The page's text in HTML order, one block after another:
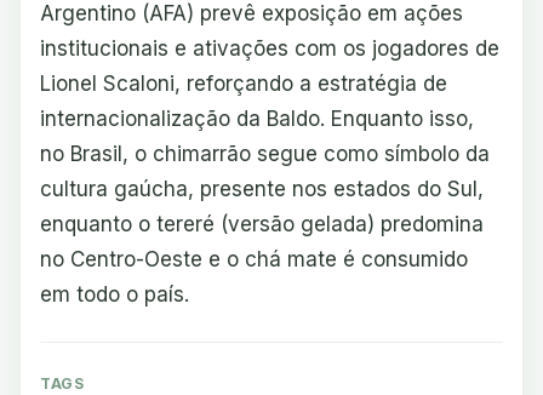
Argentino (AFA) prevê exposição em ações
institucionais e ativações com os jogadores de
Lionel Scaloni, reforçando a estratégia de
internacionalização da Baldo. Enquanto isso,
no Brasil, o chimarrão segue como símbolo da
cultura gaúcha, presente nos estados do Sul,
enquanto o tereré (versão gelada) predomina
no Centro-Oeste e o chá mate é consumido
em todo o país.
TAGS